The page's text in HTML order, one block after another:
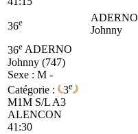
36e
ADERNO
Johnny
36e ADERNO
Johnny (747)
Sexe : M -
Catégorie :
3e
M1M S/L A3
ALENCON
41:30